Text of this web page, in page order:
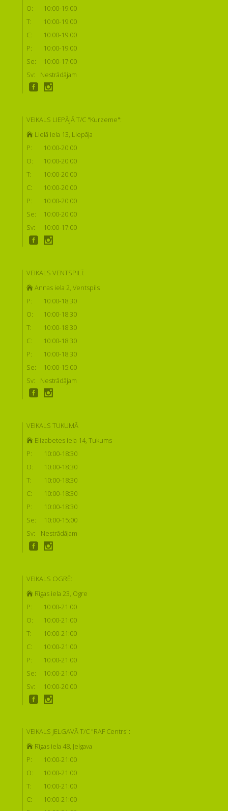
O:
10:00-19:00
T:
10:00-19:00
C:
10:00-19:00
P:
10:00-19:00
Se:
10:00-17:00
Sv:
Nestrādājam
VEIKALS LIEPĀJĀ T/C "Kurzeme":
Lielā iela 13, Liepāja
P:
10:00-20:00
O:
10:00-20:00
T:
10:00-20:00
C:
10:00-20:00
P:
10:00-20:00
Se:
10:00-20:00
Sv:
10:00-17:00
VEIKALS VENTSPILĪ:
Annas iela 2, Ventspils
P:
10:00-18:30
O:
10:00-18:30
T:
10:00-18:30
C:
10:00-18:30
P:
10:00-18:30
Se:
10:00-15:00
Sv:
Nestrādājam
VEIKALS TUKUMĀ
Elizabetes iela 14, Tukums
P:
10:00-18:30
O:
10:00-18:30
T:
10:00-18:30
C:
10:00-18:30
P:
10:00-18:30
Se:
10:00-15:00
Sv:
Nestrādājam
VEIKALS OGRĒ:
Rīgas iela 23, Ogre
P:
10:00-21:00
O:
10:00-21:00
T:
10:00-21:00
C:
10:00-21:00
P:
10:00-21:00
Se:
10:00-21:00
Sv:
10:00-20:00
VEIKALS JELGAVĀ T/C "RAF Centrs":
Rīgas iela 48, Jelgava
P:
10:00-21:00
O:
10:00-21:00
T:
10:00-21:00
C:
10:00-21:00